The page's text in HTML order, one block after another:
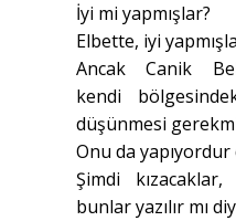
İyi mi yapmışlar?
Elbette, iyi
Ancak Canik
kendi
düşünmesi
Onu da
Şimdi
bunlar yazılır mı